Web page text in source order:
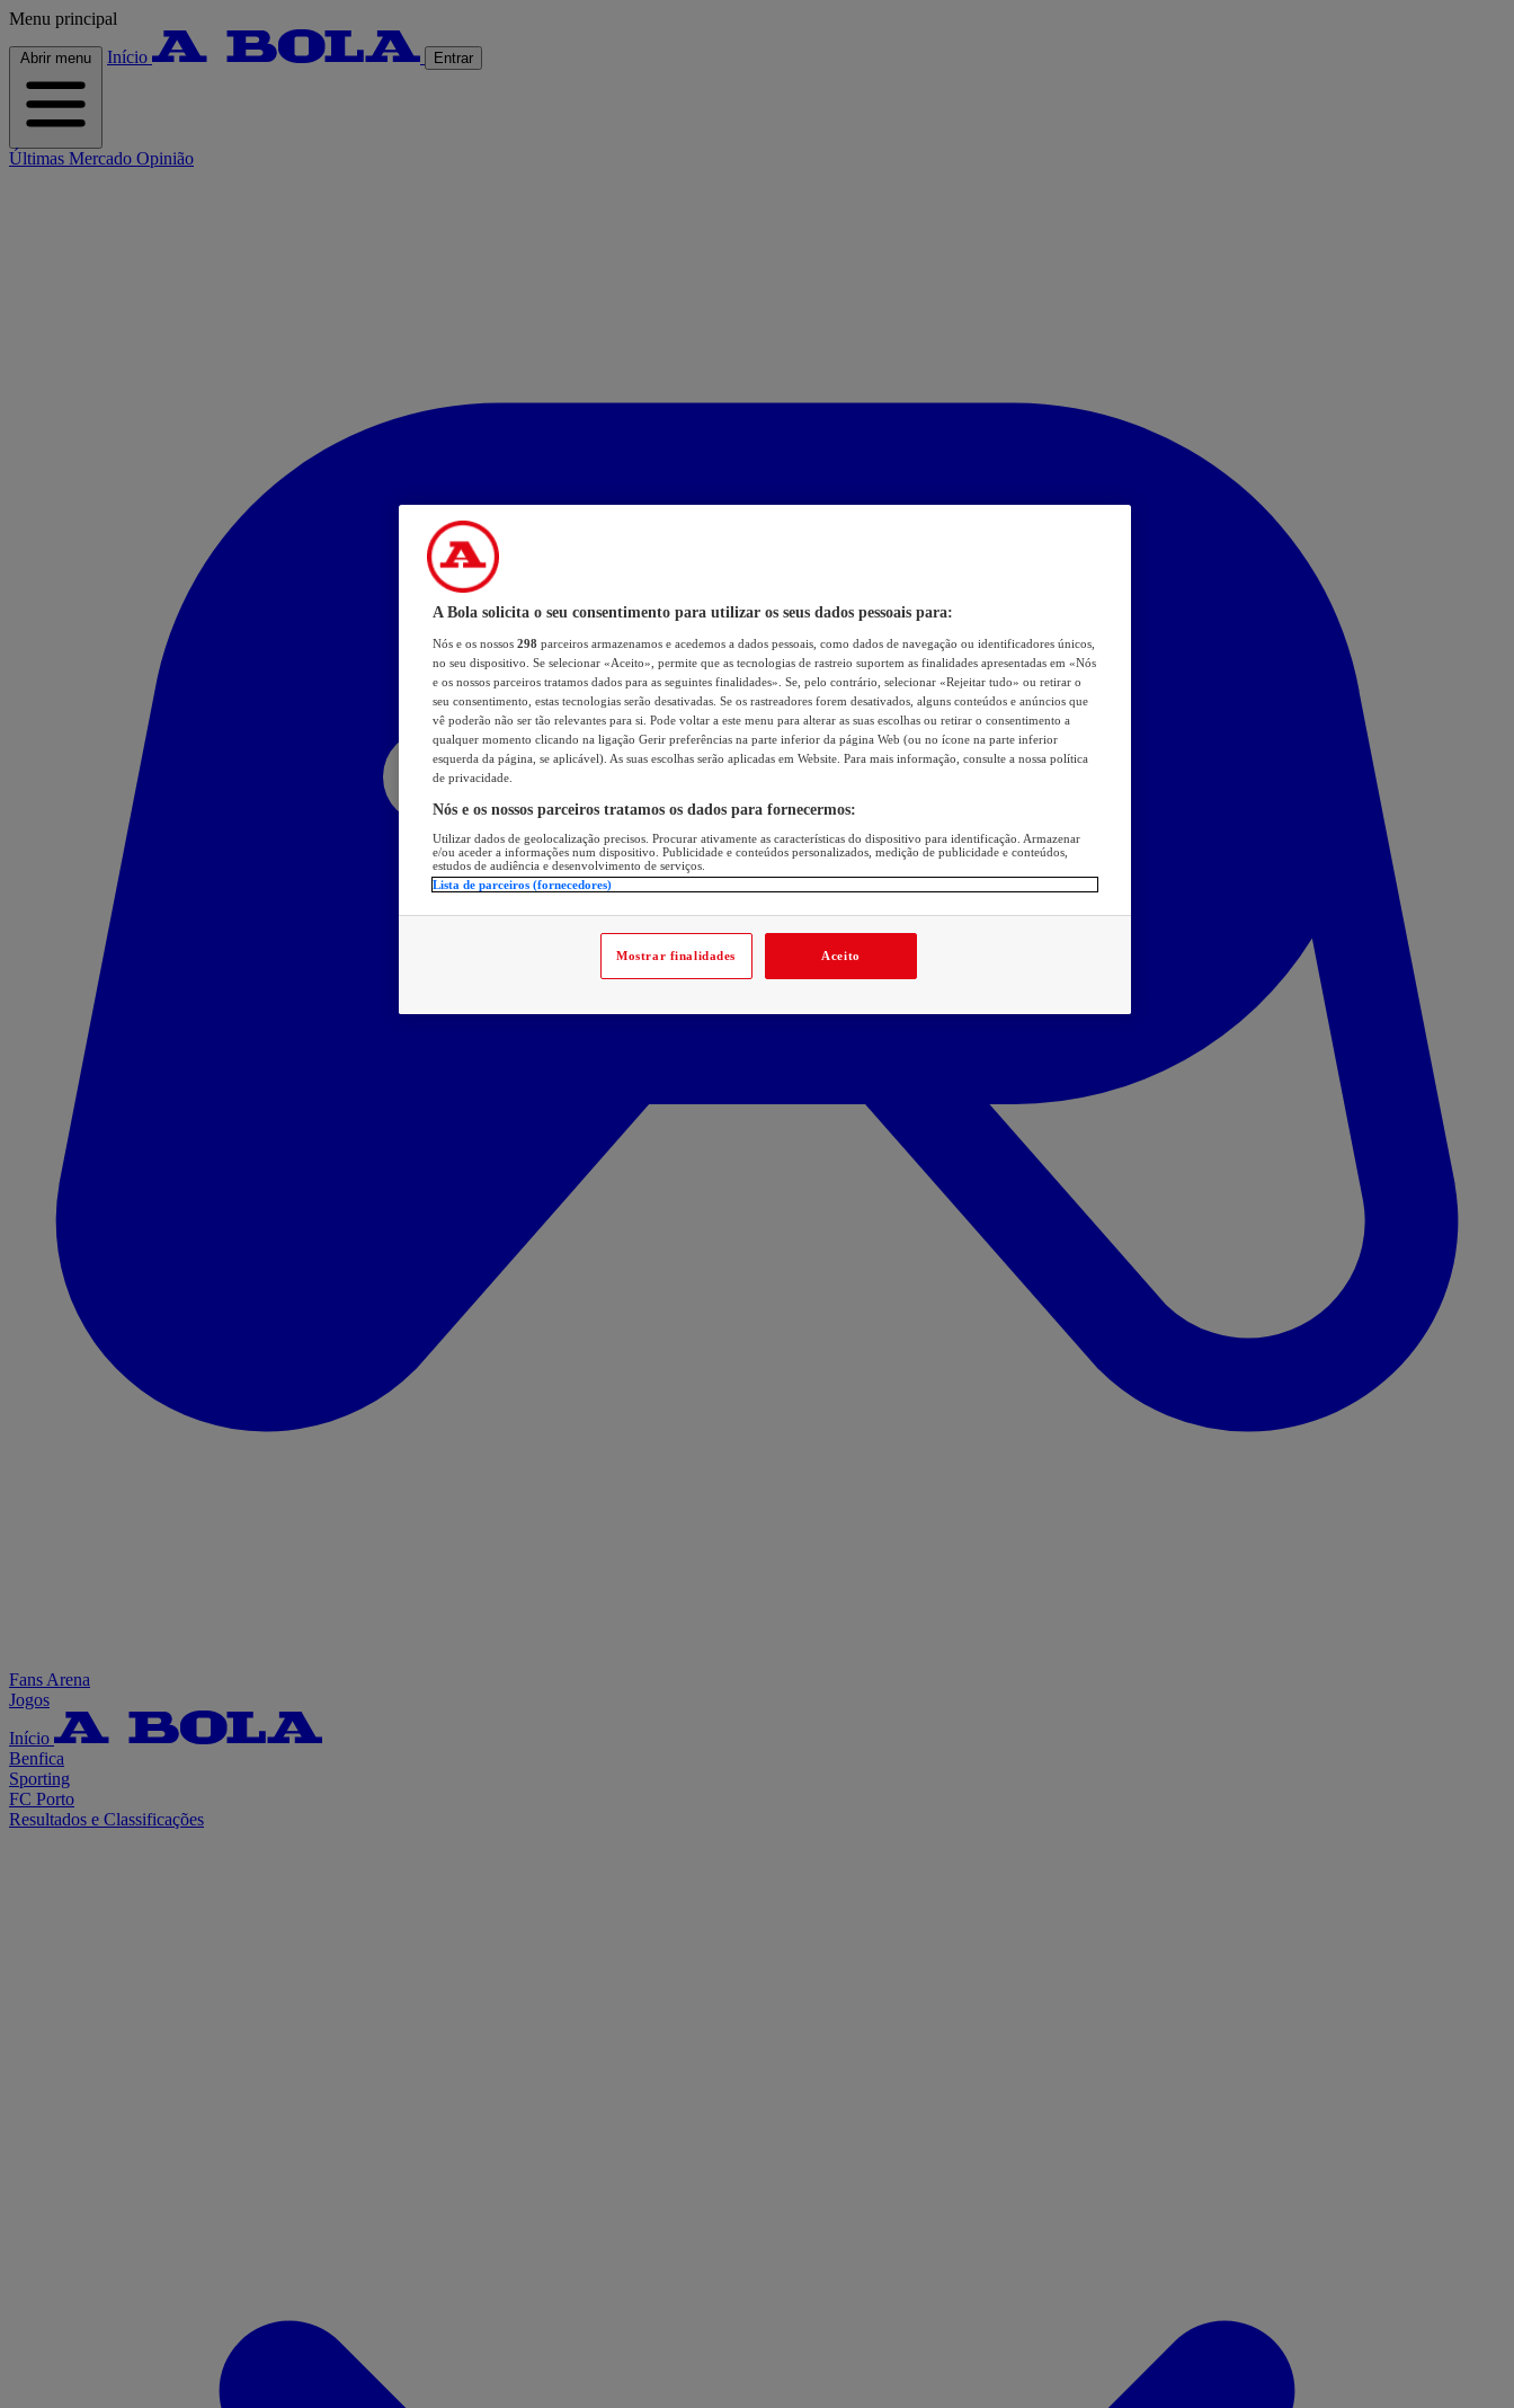
Menu principal
Abrir menu Início Entrar
Últimas Mercado Opinião
Fans Arena
Jogos
Início
Benfica
Sporting
FC Porto
Resultados e Classificações
A Bola solicita o seu consentimento para utilizar os seus dados pessoais para:
Nós e os nossos 298 parceiros armazenamos e acedemos a dados pessoais, como dados de navegação ou identificadores únicos,
no seu dispositivo. Se selecionar «Aceito», permite que as tecnologias de rastreio suportem as finalidades apresentadas em «Nós
e os nossos parceiros tratamos dados para as seguintes finalidades». Se, pelo contrário, selecionar «Rejeitar tudo» ou retirar o
seu consentimento, estas tecnologias serão desativadas. Se os rastreadores forem desativados, alguns conteúdos e anúncios que
vê poderão não ser tão relevantes para si. Pode voltar a este menu para alterar as suas escolhas ou retirar o consentimento a
qualquer momento clicando na ligação Gerir preferências na parte inferior da página Web (ou no ícone na parte inferior
esquerda da página, se aplicável). As suas escolhas serão aplicadas em Website. Para mais informação, consulte a nossa política
de privacidade.
Nós e os nossos parceiros tratamos os dados para fornecermos:
Utilizar dados de geolocalização precisos. Procurar ativamente as características do dispositivo para identificação. Armazenar
e/ou aceder a informações num dispositivo. Publicidade e conteúdos personalizados, medição de publicidade e conteúdos,
estudos de audiência e desenvolvimento de serviços.
Lista de parceiros (fornecedores)
Mostrar finalidades Aceito